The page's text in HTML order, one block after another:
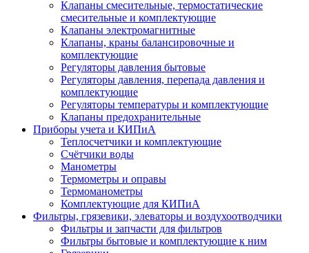
Клапаны смесительные, термостатические
смесительные и комплектующие
Клапаны электромагнитные
Клапаны, краны балансировочные и
комплектующие
Регуляторы давления бытовые
Регуляторы давления, перепада давления и
комплектующие
Регуляторы температуры и комплектующие
Клапаны предохранительные
Приборы учета и КИПиА
Теплосчетчики и комплектующие
Счётчики воды
Манометры
Термометры и оправы
Термоманометры
Комплектующие для КИПиА
Фильтры, грязевики, элеваторы и воздухоотводчики
Фильтры и запчасти для фильтров
Фильтры бытовые и комплектующие к ним